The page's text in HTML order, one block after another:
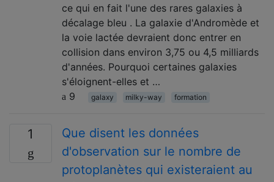
ce qui en fait l'une des rares galaxies à
décalage bleu . La galaxie d'Andromède et
la voie lactée devraient donc entrer en
collision dans environ 3,75 ou 4,5 milliards
d'années. Pourquoi certaines galaxies
s'éloignent-elles et …
9
galaxy milky-way formation
1
Que disent les données
d'observation sur le nombre de
protoplanètes qui existeraient au